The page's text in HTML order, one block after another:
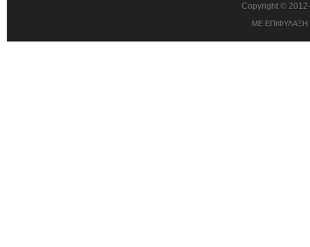
Copyright ©
ΜΕ